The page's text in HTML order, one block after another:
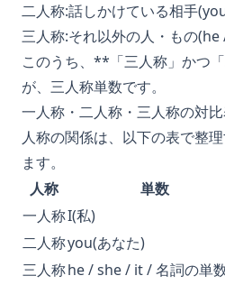
二人称:話しかけている相手
三人称:それ以外の人・もの
このうち、**「三人称」かつ
が、三人称単数です。
一人称・二人称・三人称の対
人称の関係は、以下の表で整
ます。
人称
単数
一人称I(私)
二人称you(あなた)
三人称he / she / it / 名詞の単